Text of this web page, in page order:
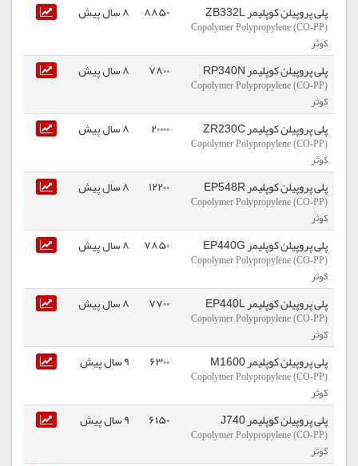
پلی پروپیلن کوپلیمر ZB332L
Copolymer Polypropylene (CO-PP)
کوثر
8850 8 سال پیش
پلی پروپیلن کوپلیمر RP340N
Copolymer Polypropylene (CO-PP)
کوثر
7800 8 سال پیش
پلی پروپیلن کوپلیمر ZR230C
Copolymer Polypropylene (CO-PP)
کوثر
20000 8 سال پیش
پلی پروپیلن کوپلیمر EP548R
Copolymer Polypropylene (CO-PP)
کوثر
12200 8 سال پیش
پلی پروپیلن کوپلیمر EP440G
Copolymer Polypropylene (CO-PP)
کوثر
7850 8 سال پیش
پلی پروپیلن کوپلیمر EP440L
Copolymer Polypropylene (CO-PP)
کوثر
7700 8 سال پیش
پلی پروپیلن کوپلیمر M1600
Copolymer Polypropylene (CO-PP)
کوثر
6300 9 سال پیش
پلی پروپیلن کوپلیمر J740
Copolymer Polypropylene (CO-PP)
کوثر
6150 9 سال پیش